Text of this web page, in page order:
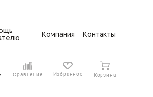
Компания Контакты
Сравнение Избранное Корзина